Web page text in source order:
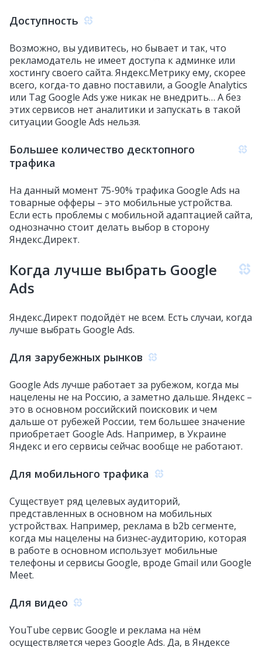
Доступность
Возможно, вы удивитесь, но бывает и так, что
рекламодатель не имеет доступа к админке или
хостингу своего сайта. Яндекс.Метрику ему, скорее
всего, когда-то давно поставили, а Google Analytics
или Tag Google Ads уже никак не внедрить… А без
этих сервисов нет аналитики и запускать в такой
ситуации Google Ads нельзя.
Большее количество десктопного
трафика
На данный момент 75-90% трафика Google Ads на
товарные офферы – это мобильные устройства.
Если есть проблемы с мобильной адаптацией сайта,
однозначно стоит делать выбор в сторону
Яндекс.Директ.
Когда лучше выбрать Google
Ads
Яндекс.Директ подойдёт не всем. Есть случаи, когда
лучше выбрать Google Ads.
Для зарубежных рынков
Google Ads лучше работает за рубежом, когда мы
нацелены не на Россию, а заметно дальше. Яндекс –
это в основном российский поисковик и чем
дальше от рубежей России, тем большее значение
приобретает Google Ads. Например, в Украине
Яндекс и его сервисы сейчас вообще не работают.
Для мобильного трафика
Существует ряд целевых аудиторий,
представленных в основном на мобильных
устройствах. Например, реклама в b2b сегменте,
когда мы нацелены на бизнес-аудиторию, которая
в работе в основном использует мобильные
телефоны и сервисы Google, вроде Gmail или Google
Meet.
Для видео
YouTube сервис Google и реклама на нём
осуществляется через Google Ads. Да, в Яндексе